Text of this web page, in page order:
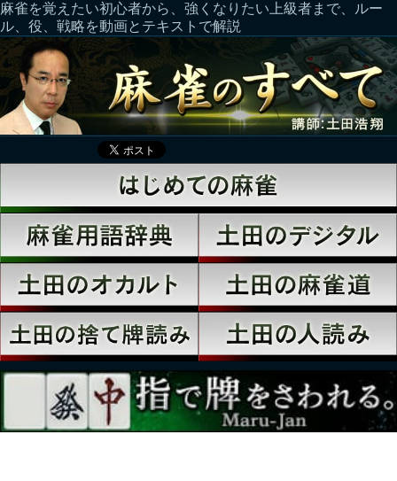
麻雀を覚えたい初心者から、強くなりたい上級者まで、ルー
ル、役、戦略を動画とテキストで解説